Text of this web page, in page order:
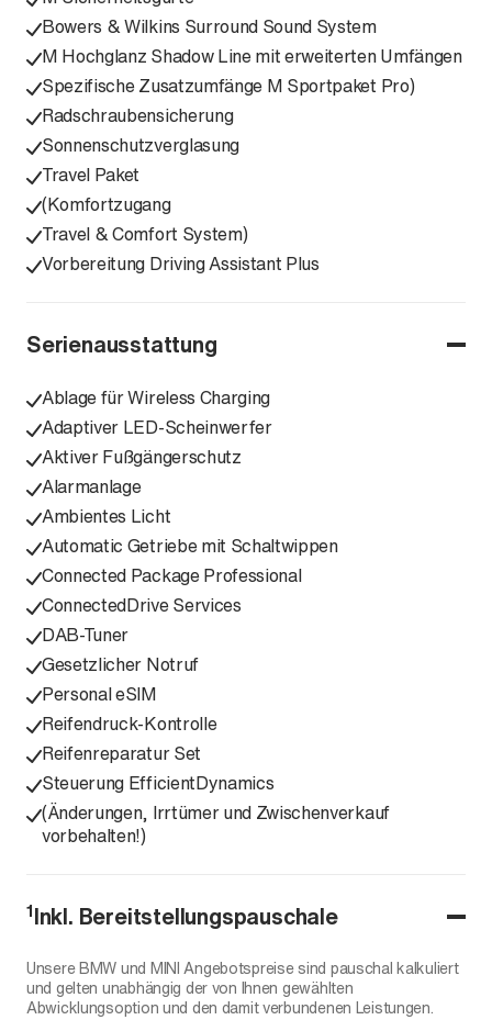
Bowers & Wilkins Surround Sound System
M Hochglanz Shadow Line mit erweiterten Umfängen
Spezifische Zusatzumfänge M Sportpaket Pro)
Radschraubensicherung
Sonnenschutzverglasung
Travel Paket
(Komfortzugang
Travel & Comfort System)
Vorbereitung Driving Assistant Plus
Serienausstattung
Ablage für Wireless Charging
Adaptiver LED-Scheinwerfer
Aktiver Fußgängerschutz
Alarmanlage
Ambientes Licht
Automatic Getriebe mit Schaltwippen
Connected Package Professional
ConnectedDrive Services
DAB-Tuner
Gesetzlicher Notruf
Personal eSIM
Reifendruck-Kontrolle
Reifenreparatur Set
Steuerung EfficientDynamics
(Änderungen, Irrtümer und Zwischenverkauf
vorbehalten!)
1Inkl. Bereitstellungspauschale
Unsere BMW und MINI Angebotspreise sind pauschal kalkuliert
und gelten unabhängig der von Ihnen gewählten
Abwicklungsoption und den damit verbundenen Leistungen.